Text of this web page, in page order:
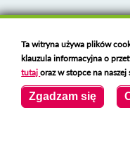
Ta witryna używa plików
klauzula informacyjna o
tutajoraz w stopce na naszej
Zgadzam się